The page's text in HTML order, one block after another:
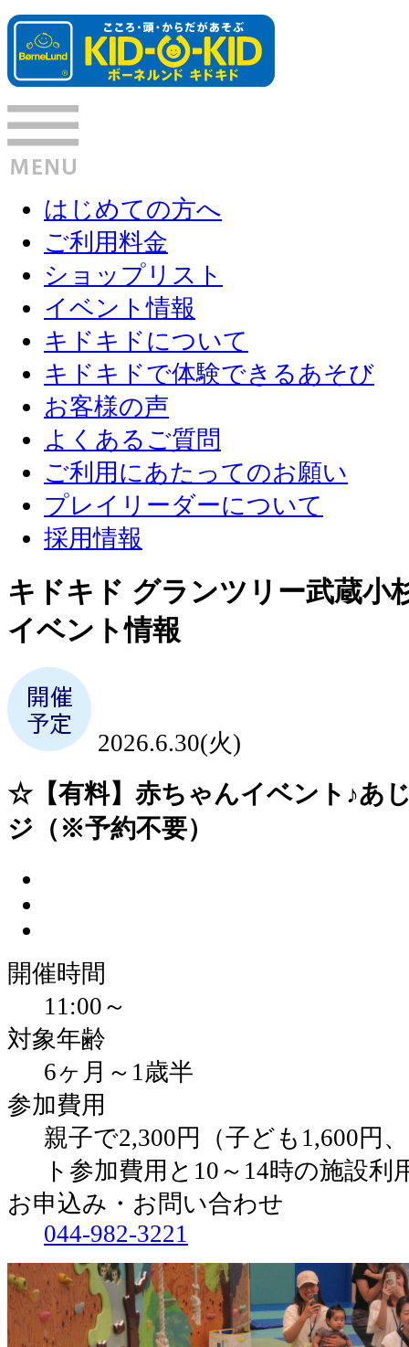
はじめての方へ
ご利用料金
ショップリスト
イベント情報
キドキドについて
キドキドで体験できるあそび
お客様の声
よくあるご質問
ご利用にあたってのお願い
プレイリーダーについて
採用情報
キドキド グランツリー武蔵小
イベント情報
2026.6.30(火)
☆【有料】赤ちゃんイベント♪あ
ジ（※予約不要）
開催時間
11:00～
対象年齢
6ヶ月～1歳半
参加費用
親子で2,300円（子ども1,600円
ト参加費用と10～14時の施設
お申込み・お問い合わせ
044-982-3221